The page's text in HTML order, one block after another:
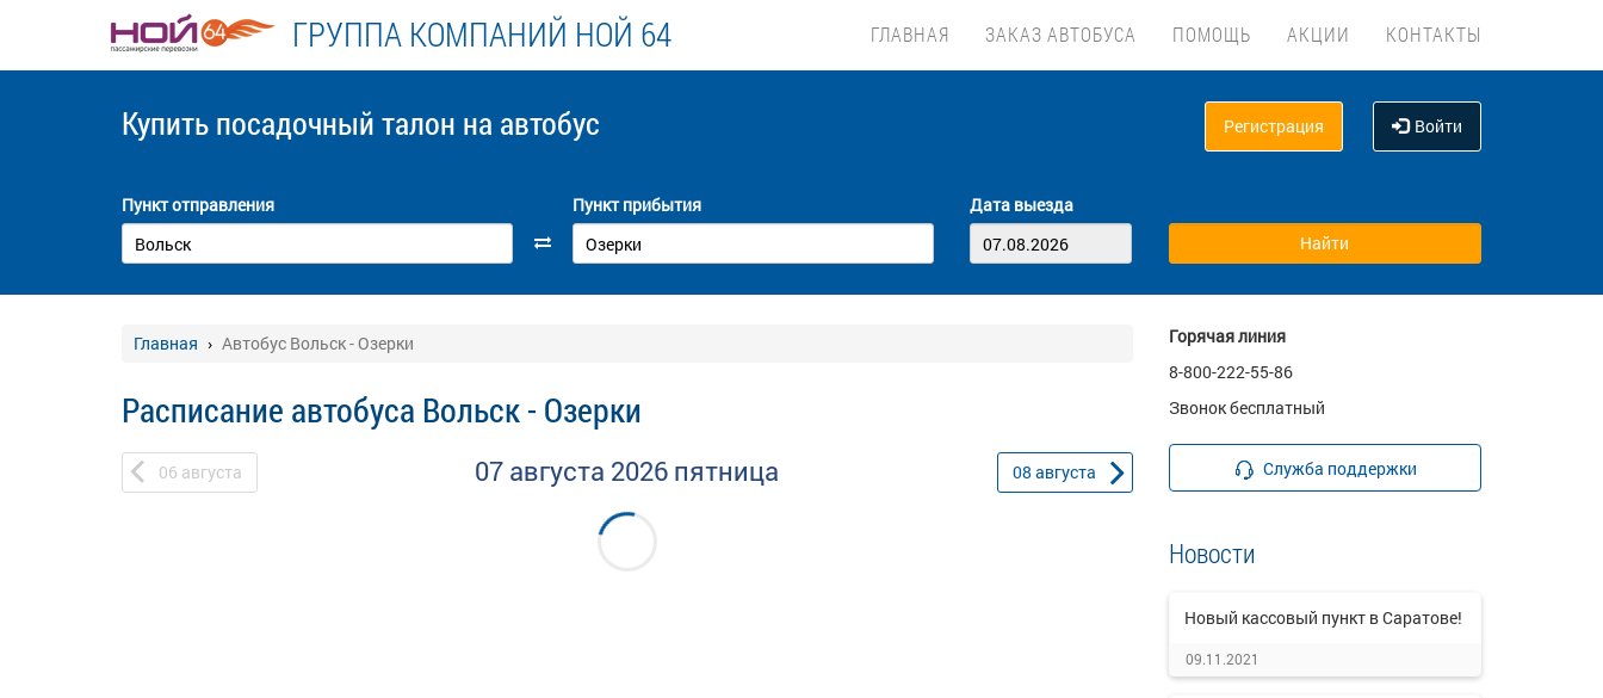
ГРУППА КОМПАНИЙ НОЙ 64 ГЛАВНАЯ ЗАКАЗ АВТОБУСА ПОМОЩЬ АКЦИИ КОНТАКТЫ
Купить посадочный талон на автобус Регистрация Войти
Пункт отправления Пункт прибытия Дата выезда
Главная Автобус Вольск - Озерки
Расписание автобуса Вольск - Озерки
06 августа 07 августа 2026 пятница 08 августа
Горячая линия
8-800-222-55-86
Звонок бесплатный
Служба поддержки
Новости
Новый кассовый пункт в Саратове!
09.11.2021